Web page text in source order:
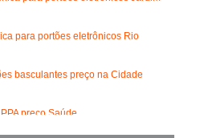
para portões eletrônicos Rio
basculantes preço na Cidade
preço Saúde